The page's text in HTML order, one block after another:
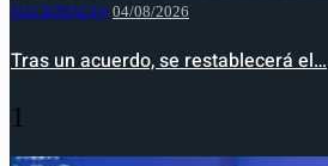
NACIONALES 04/08/2026
Tras un acuerdo, se restablecerá el…
1